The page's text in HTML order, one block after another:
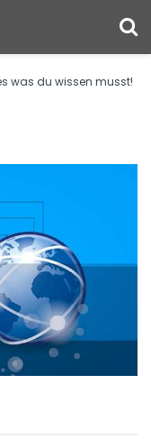
was du wissen musst!